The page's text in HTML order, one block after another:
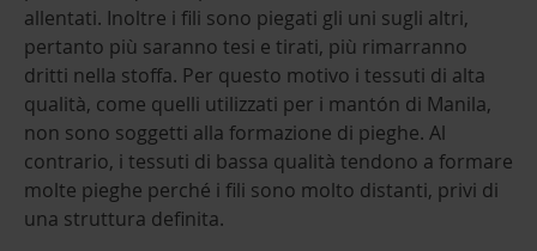
allentati. Inoltre i fili sono piegati gli uni sugli altri,
pertanto più saranno tesi e tirati, più rimarranno
dritti nella stoffa. Per questo motivo i tessuti di alta
qualità, come quelli utilizzati per i mantón di Manila,
non sono soggetti alla formazione di pieghe. Al
contrario, i tessuti di bassa qualità tendono a formare
molte pieghe perché i fili sono molto distanti, privi di
una struttura definita.